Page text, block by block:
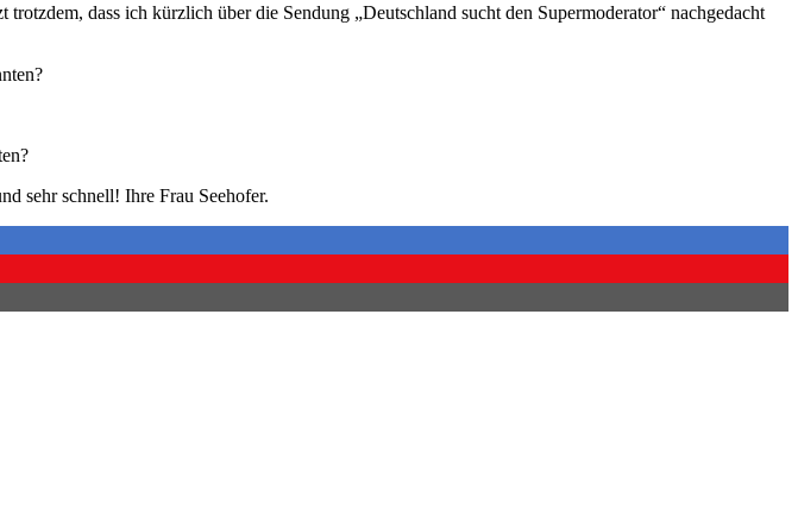
dass ich kürzlich über die Sendung „Deutschland sucht den Supermoderator“ nachgedacht
sehr schnell! Ihre Frau Seehofer.